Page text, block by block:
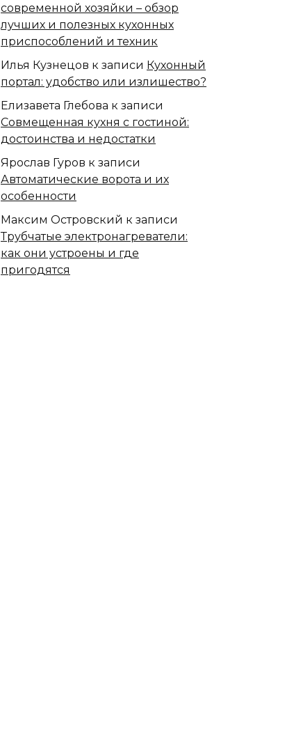
современной хозяйки – обзор
лучших и полезных кухонных
приспособлений и техник
Илья Кузнецов к записи Кухонный
портал: удобство или излишество?
Елизавета Глебова к записи
Совмещенная кухня с гостиной:
достоинства и недостатки
Ярослав Гуров к записи
Автоматические ворота и их
особенности
Максим Островский к записи
Трубчатые электронагреватели:
как они устроены и где
пригодятся